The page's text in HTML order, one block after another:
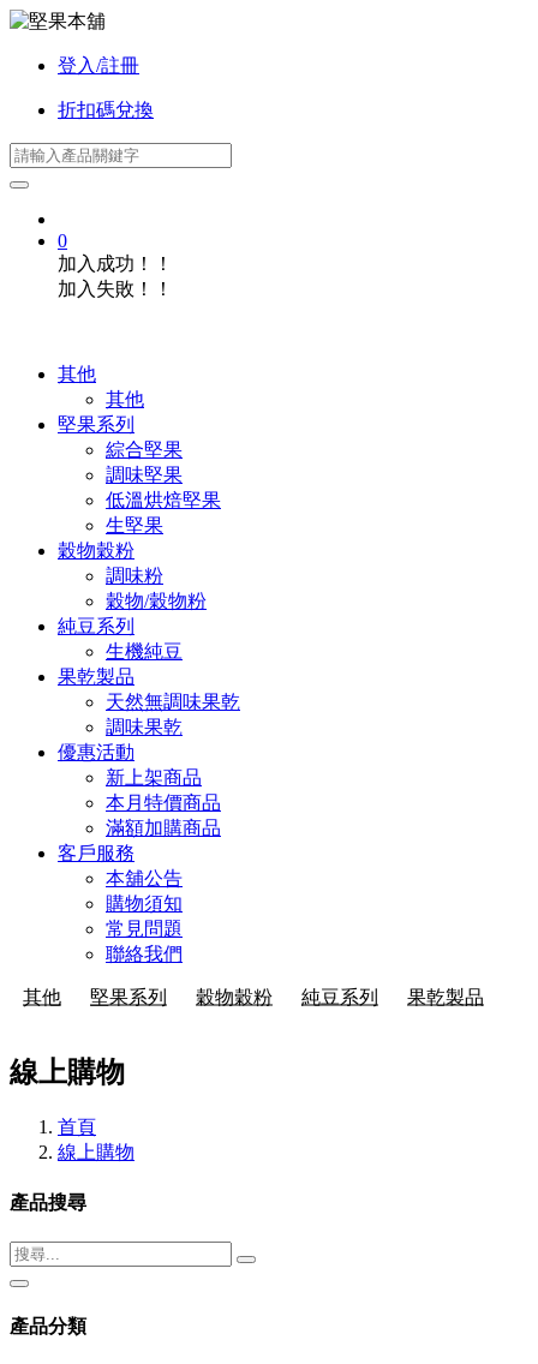
登入/註冊
折扣碼兌換
0
加入成功！！
加入失敗！！
其他
其他
堅果系列
綜合堅果
調味堅果
低溫烘焙堅果
生堅果
穀物穀粉
調味粉
穀物/穀物粉
純豆系列
生機純豆
果乾製品
天然無調味果乾
調味果乾
優惠活動
新上架商品
本月特價商品
滿額加購商品
客戶服務
本舖公告
購物須知
常見問題
聯絡我們
其他 堅果系列 穀物穀粉 純豆系列 果乾製品
線上購物
首頁
線上購物
產品搜尋
產品分類